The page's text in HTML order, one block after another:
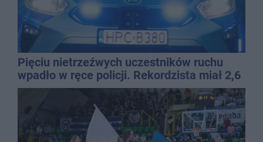
Pięciu nietrzeźwych uczestników ruchu
wpadło w ręce policji. Rekordzista miał 2,6
promila